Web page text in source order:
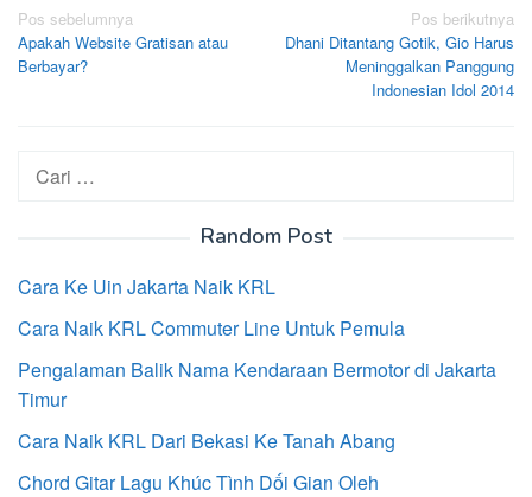
Navigasi
pos
Pos sebelumnya
Apakah Website Gratisan atau
Berbayar?
Pos berikutnya
Dhani Ditantang Gotik, Gio Harus
Meninggalkan Panggung
Indonesian Idol 2014
Cari
Random Post
Cara Ke Uin Jakarta Naik KRL
Cara Naik KRL Commuter Line Untuk Pemula
Pengalaman Balik Nama Kendaraan Bermotor di Jakarta
Timur
Cara Naik KRL Dari Bekasi Ke Tanah Abang
Chord Gitar Lagu Khúc Tình Dối Gian Oleh